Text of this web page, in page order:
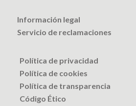
Información legal
Servicio de reclamaciones
Política de privacidad
Política de cookies
Política de transparencia
Código Ético